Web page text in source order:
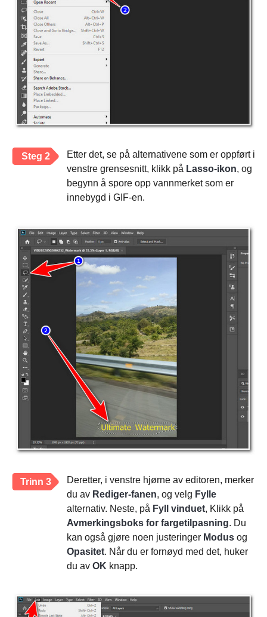
Steg 2
Etter det, se på alternativene som er oppført i
venstre grensesnitt, klikk på Lasso-ikon, og
begynn å spore opp vannmerket som er
innebygd i GIF-en.
Trinn 3
Deretter, i venstre hjørne av editoren, merker
du av Rediger-fanen, og velg Fylle
alternativ. Neste, på Fyll vinduet, Klikk på
Avmerkingsboks for fargetilpasning. Du
kan også gjøre noen justeringer Modus og
Opasitet. Når du er fornøyd med det, huker
du av OK knapp.